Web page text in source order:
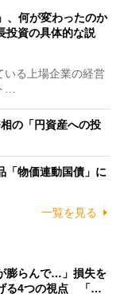
、何が変わったのか
資の具体的な説
る上場企業の経営
…
の「円資産への投
「物価連動国債」に
一覧を見る
膨らんで…」損失を
る4つの視点 「…